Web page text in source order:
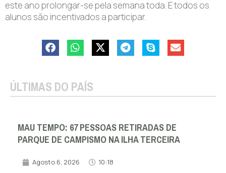
este ano prolongar-se pela semana toda. E todos os
alunos são incentivados a participar.
ÚLTIMAS DO PAÍS
MAU TEMPO: 67 PESSOAS RETIRADAS DE
PARQUE DE CAMPISMO NA ILHA TERCEIRA
Agosto 6, 2026 10:18